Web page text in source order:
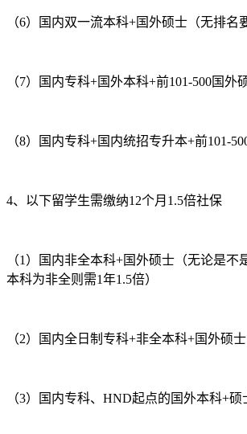
（6）国内双一流本科+国外硕士（无排名
（7）国内专科+国外本科+前101-500国外
（8）国内专科+国内统招专升本+前101-
4、以下留学生需缴纳12个月1.5倍社保
（1）国内非全本科+国外硕士（无论是不
本科为非全则需1年1.5倍）
（2）国内全日制专科+非全本科+国外硕士
（3）国内专科、HND起点的国外本科+硕